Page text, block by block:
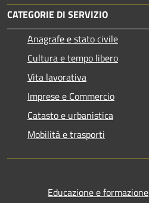
CATEGORIE DI SERVIZIO
Anagrafe e stato civile
Cultura e tempo libero
Vita lavorativa
Imprese e Commercio
Catasto e urbanistica
Mobilità e trasporti
Educazione e formazione